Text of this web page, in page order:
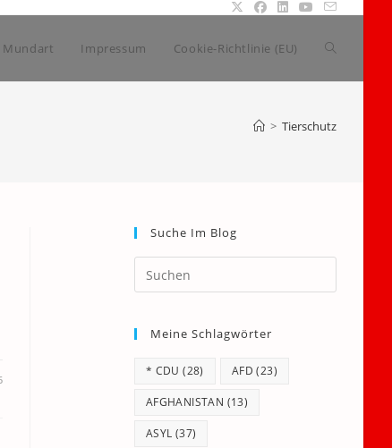
Mundart Impressum Cookie-Richtlinie (EU) Website-
> Tierschutz
Suche Im Blog
Escape
Meine Schlagwörter
* CDU (28) AFD (23)
AFGHANISTAN (13)
ASYL (37)